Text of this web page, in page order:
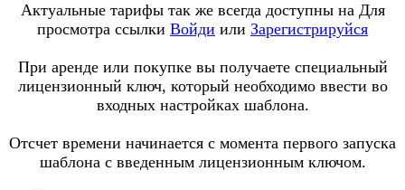
Актуальные тарифы так же всегда доступны на Для
просмотра ссылки Войди или Зарегистрируйся
При аренде или покупке вы получаете специальный
лицензионный ключ, который необходимо ввести во
входных настройках шаблона.
Отсчет времени начинается с момента первого запуска
шаблона с введенным лицензионным ключом.